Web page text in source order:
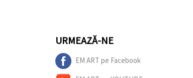
URMEAZĂ-NE
EM ART pe Facebook